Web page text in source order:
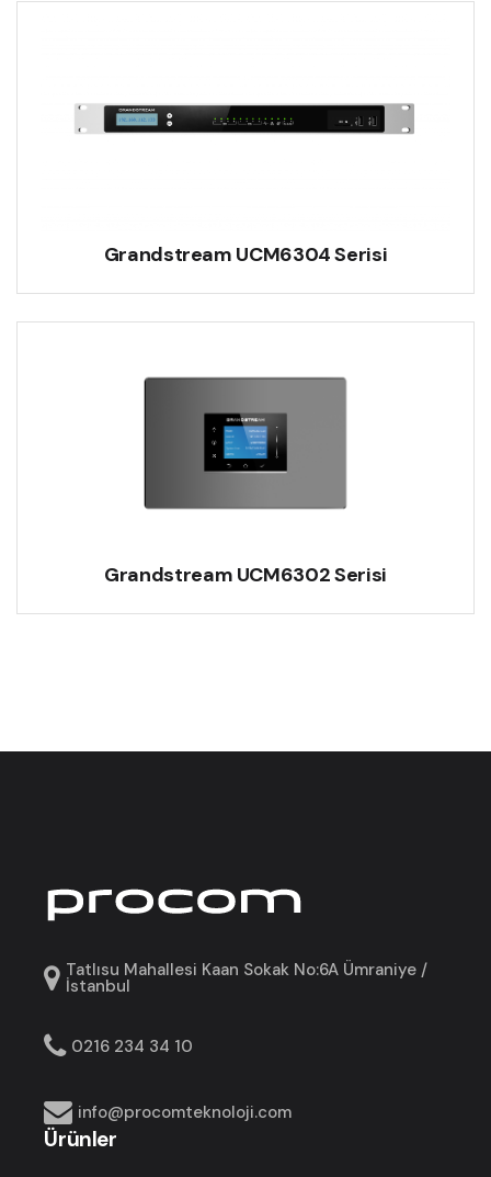
Grandstream UCM6304 Serisi
Grandstream UCM6302 Serisi
Tatlısu Mahallesi Kaan Sokak No:6A Ümraniye /
İstanbul
0216 234 34 10
info@procomteknoloji.com
Ürünler